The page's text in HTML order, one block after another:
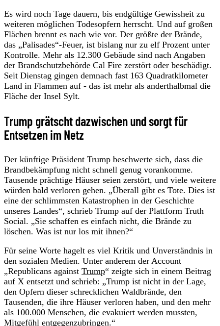
Es wird noch Tage dauern, bis endgültige Gewissheit zu
weiteren möglichen Todesopfern herrscht. Und auf großen
Flächen brennt es nach wie vor. Der größte der Brände,
das „Palisades“-Feuer, ist bislang nur zu elf Prozent unter
Kontrolle. Mehr als 12.300 Gebäude sind nach Angaben
der Brandschutzbehörde Cal Fire zerstört oder beschädigt.
Seit Dienstag gingen demnach fast 163 Quadratkilometer
Land in Flammen auf - das ist mehr als anderthalbmal die
Fläche der Insel Sylt.
Trump grätscht dazwischen und sorgt für
Entsetzen im Netz
Der künftige Präsident Trump beschwerte sich, dass die
Brandbekämpfung nicht schnell genug vorankomme.
Tausende prächtige Häuser seien zerstört, und viele weitere
würden bald verloren gehen. „Überall gibt es Tote. Dies ist
eine der schlimmsten Katastrophen in der Geschichte
unseres Landes“, schrieb Trump auf der Plattform Truth
Social. „Sie schaffen es einfach nicht, die Brände zu
löschen. Was ist nur los mit ihnen?“
Für seine Worte hagelt es viel Kritik und Unverständnis in
den sozialen Medien. Unter anderem der Account
„Republicans against Trump“ zeigte sich in einem Beitrag
auf X entsetzt und schrieb: „Trump ist nicht in der Lage,
den Opfern dieser schrecklichen Waldbrände, den
Tausenden, die ihre Häuser verloren haben, und den mehr
als 100.000 Menschen, die evakuiert werden mussten,
Mitgefühl entgegenzubringen.“